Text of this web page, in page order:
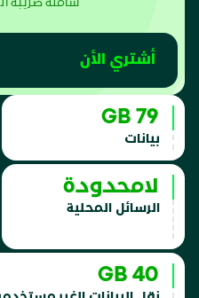
شاملة ضريبة
أشتري الأن
79 GB
بيانات
لامحدودة
الرسائل المحلية
40 GB